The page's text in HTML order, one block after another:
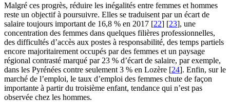
Malgré ces progrès, réduire les inégalités entre femmes et hommes
reste un objectif à poursuivre. Elles se traduisent par un écart de
salaire toujours important de 16,8 % en 2017 [22] [23], une
concentration des femmes dans quelques filières professionnelles,
des difficultés d’accès aux postes à responsabilité, des temps partiels
encore majoritairement occupés par des femmes et un paysage
régional contrasté marqué par 23 % d’écart de salaire, par exemple,
dans les Pyrénées contre seulement 3 % en Lozère [24]. Enfin, sur le
marché de l’emploi, le taux d’emploi des femmes chute de façon
importante à partir du troisième enfant, tendance qui n’est pas
observée chez les hommes.